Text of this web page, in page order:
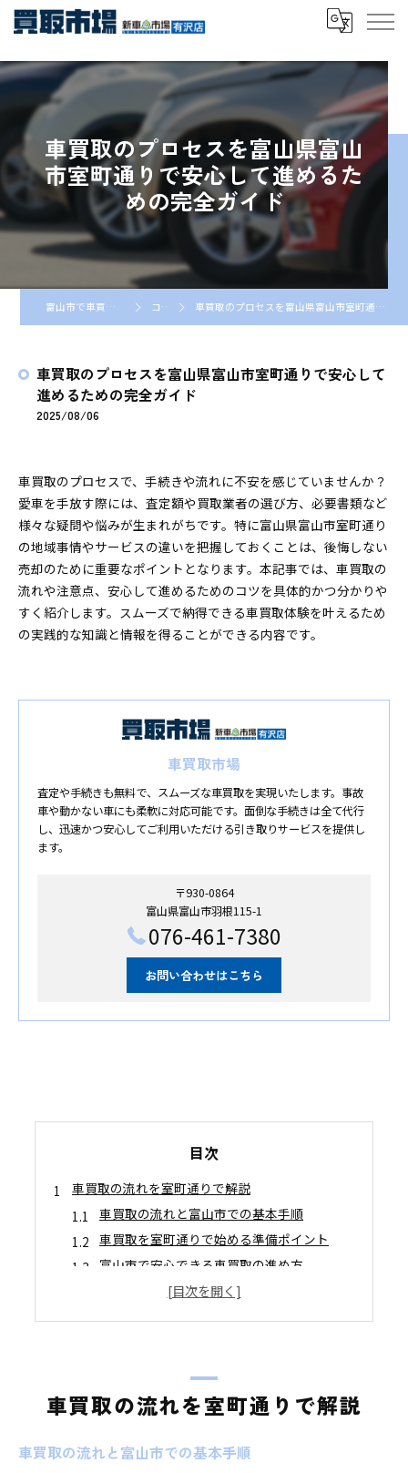
車買取のプロセスを富山県富山
市室町通りで安心して進めるた
めの完全ガイド
富山市で車買取なら車買取市場 コラム 車買取のプロセスを富山県富山市室町通りで安心して進めるための完全ガイド
車買取のプロセスを富山県富山市室町通りで安心して
進めるための完全ガイド
2025/08/06
車買取のプロセスで、手続きや流れに不安を感じていませんか？
愛車を手放す際には、査定額や買取業者の選び方、必要書類など
様々な疑問や悩みが生まれがちです。特に富山県富山市室町通り
の地域事情やサービスの違いを把握しておくことは、後悔しない
売却のために重要なポイントとなります。本記事では、車買取の
流れや注意点、安心して進めるためのコツを具体的かつ分かりや
すく紹介します。スムーズで納得できる車買取体験を叶えるため
の実践的な知識と情報を得ることができる内容です。
車買取市場
査定や手続きも無料で、スムーズな車買取を実現いたします。事故
車や動かない車にも柔軟に対応可能です。面倒な手続きは全て代行
し、迅速かつ安心してご利用いただける引き取りサービスを提供し
ます。
〒930-0864
富山県富山市羽根115-1
076-461-7380
お問い合わせはこちら
目次
車買取の流れを室町通りで解説
車買取の流れと富山市での基本手順
車買取を室町通りで始める準備ポイント
富山市で安心できる車買取の進め方
車買取の査定依頼から契約までの流れ
車買取を安心して行うためのチェック項目
富山市で信頼できる車買取サービスの探し方
口コミを活用した車買取の安心ポイント
車買取の流れを室町通りで解説
車買取の流れと富山市での基本手順